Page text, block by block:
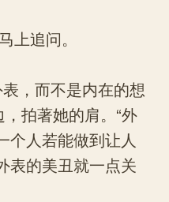
上追问。
，而不是内在的想
拍著她的肩。“外
个人若能做到让人
表的美丑就一点关